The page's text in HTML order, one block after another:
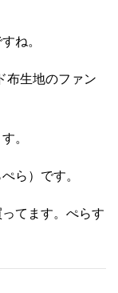
ね。
布生地のファン
。
ら）です。
てます。ぺらす